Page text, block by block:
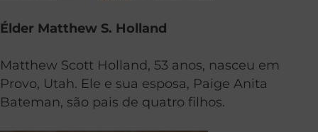
Élder Matthew S. Holland
Matthew Scott Holland, 53 anos, nasceu em
Provo, Utah. Ele e sua esposa, Paige Anita
Bateman, são pais de quatro filhos.